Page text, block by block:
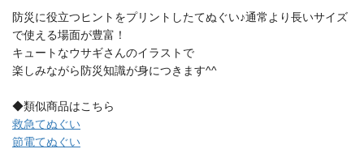
防災に役立つヒントをプリントしたてぬぐい♪通常より長いサイズ
で使える場面が豊富！
キュートなウサギさんのイラストで
楽しみながら防災知識が身につきます^^
◆類似商品はこちら
救急てぬぐい
節電てぬぐい